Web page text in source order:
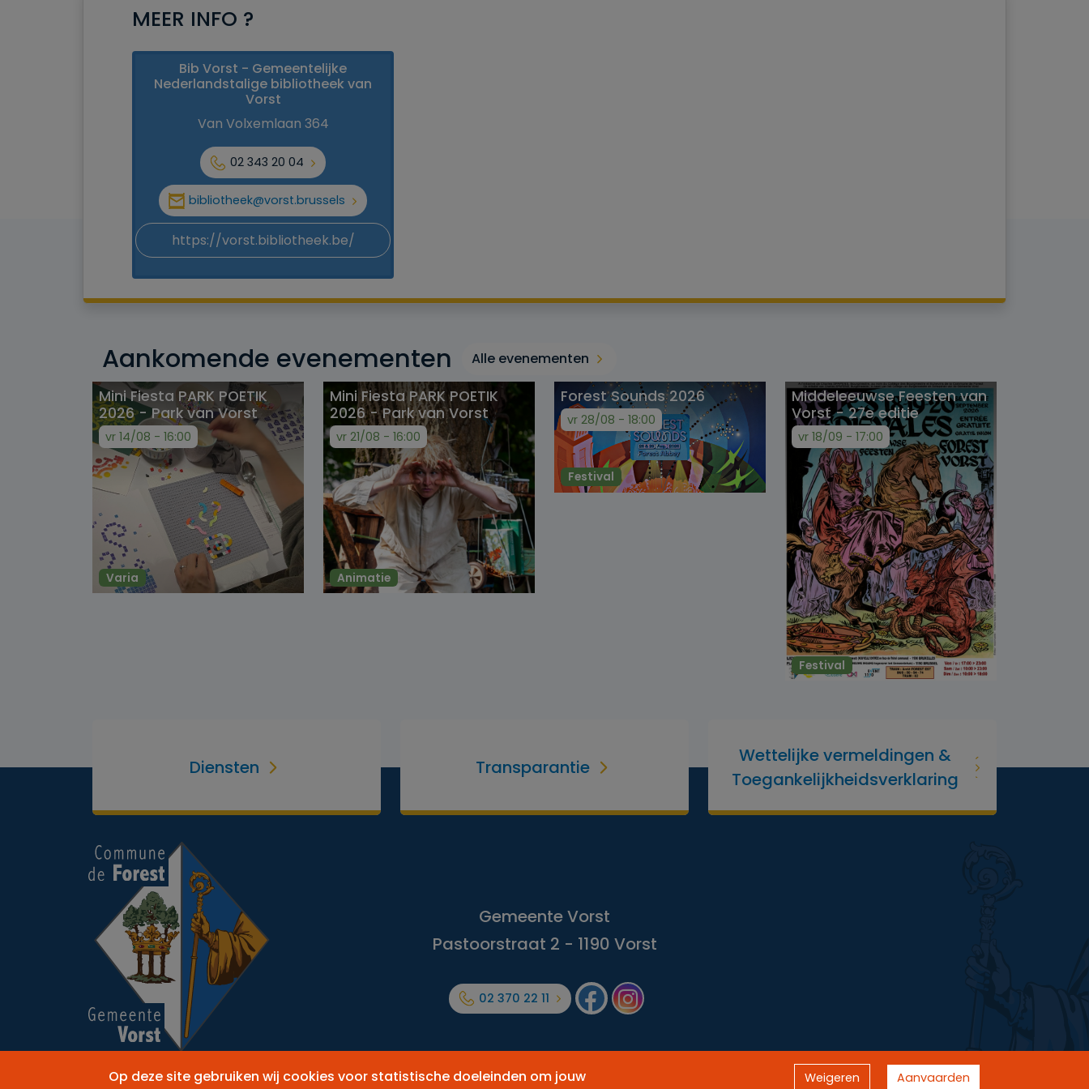
MEER INFO ?
Bib Vorst - Gemeentelijke
Nederlandstalige bibliotheek van
Vorst
Van Volxemlaan 364
02 343 20 04
bibliotheek@vorst.brussels
https://vorst.bibliotheek.be/
Aankomende evenementen Alle evenementen
Mini Fiesta PARK POETIK
2026 - Park van Vorst
vr 14/08 - 16:00
Varia
Mini Fiesta PARK POETIK
2026 - Park van Vorst
vr 21/08 - 16:00
Animatie
Forest Sounds 2026
vr 28/08 - 18:00
Festival
Middeleeuwse Feesten van
Vorst - 27e editie
vr 18/09 - 17:00
Festival
Diensten Transparantie
Wettelijke vermeldingen &
Toegankelijkheidsverklaring
Gemeente Vorst
Pastoorstraat 2 - 1190 Vorst
02 370 22 11 Facebook
Forest
Op deze site gebruiken wij cookies voor statistische doeleinden om jouw
Weigeren Aanvaarden